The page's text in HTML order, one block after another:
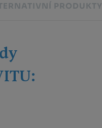
PRODUKTY